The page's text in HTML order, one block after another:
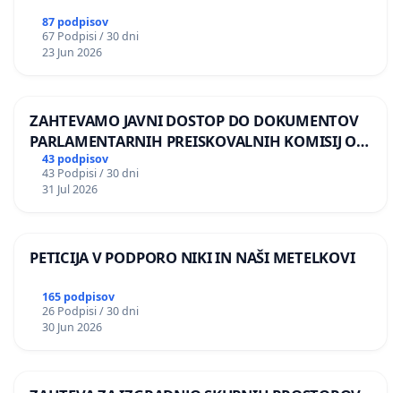
87 podpisov
67 Podpisi / 30 dni
23 Jun 2026
ZAHTEVAMO JAVNI DOSTOP DO DOKUMENTOV
PARLAMENTARNIH PREISKOVALNIH KOMISIJ O
ILEGALNI TRGOVINI Z OROŽJEM
43 podpisov
43 Podpisi / 30 dni
31 Jul 2026
PETICIJA V PODPORO NIKI IN NAŠI METELKOVI
165 podpisov
26 Podpisi / 30 dni
30 Jun 2026